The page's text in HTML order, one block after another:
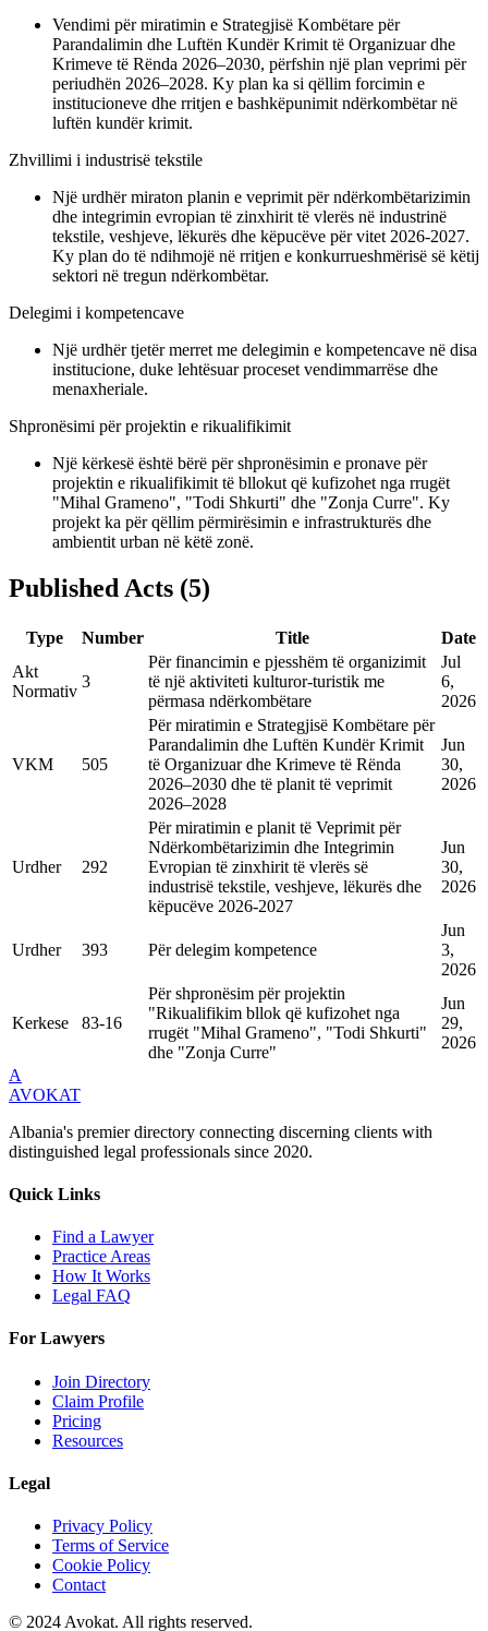
Vendimi për miratimin e Strategjisë Kombëtare për
Parandalimin dhe Luftën Kundër Krimit të Organizuar dhe
Krimeve të Rënda 2026–2030, përfshin një plan veprimi për
periudhën 2026–2028. Ky plan ka si qëllim forcimin e
institucioneve dhe rritjen e bashkëpunimit ndërkombëtar në
luftën kundër krimit.
Zhvillimi i industrisë tekstile
Një urdhër miraton planin e veprimit për ndërkombëtarizimin
dhe integrimin evropian të zinxhirit të vlerës në industrinë
tekstile, veshjeve, lëkurës dhe këpucëve për vitet 2026-2027.
Ky plan do të ndihmojë në rritjen e konkurrueshmërisë së këtij
sektori në tregun ndërkombëtar.
Delegimi i kompetencave
Një urdhër tjetër merret me delegimin e kompetencave në disa
institucione, duke lehtësuar proceset vendimmarrëse dhe
menaxheriale.
Shpronësimi për projektin e rikualifikimit
Një kërkesë është bërë për shpronësimin e pronave për
projektin e rikualifikimit të bllokut që kufizohet nga rrugët
"Mihal Grameno", "Todi Shkurti" dhe "Zonja Curre". Ky
projekt ka për qëllim përmirësimin e infrastrukturës dhe
ambientit urban në këtë zonë.
Published Acts (5)
Type Number Title
Date
Akt
Normativ
3
Për financimin e pjesshëm të organizimit
të një aktiviteti kulturor-turistik me
përmasa ndërkombëtare
Jul
6,
2026
VKM 505
Për miratimin e Strategjisë Kombëtare për
Parandalimin dhe Luftën Kundër Krimit
të Organizuar dhe Krimeve të Rënda
2026–2030 dhe të planit të veprimit
2026–2028
Jun
30,
2026
Urdher 292
Për miratimin e planit të Veprimit për
Ndërkombëtarizimin dhe Integrimin
Evropian të zinxhirit të vlerës së
industrisë tekstile, veshjeve, lëkurës dhe
këpucëve 2026-2027
Jun
30,
2026
Urdher 393 Për delegim kompetence
Jun
3,
2026
Kerkese 83-16
Për shpronësim për projektin
"Rikualifikim bllok që kufizohet nga
rrugët "Mihal Grameno", "Todi Shkurti"
dhe "Zonja Curre"
Jun
29,
2026
A
AVOKAT
Albania's premier directory connecting discerning clients with
distinguished legal professionals since 2020.
Quick Links
Find a Lawyer
Practice Areas
How It Works
Legal FAQ
For Lawyers
Join Directory
Claim Profile
Pricing
Resources
Legal
Privacy Policy
Terms of Service
Cookie Policy
Contact
© 2024 Avokat. All rights reserved.